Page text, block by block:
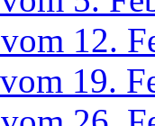
12.
19.